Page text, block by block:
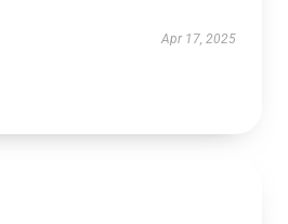
Apr 17, 2025